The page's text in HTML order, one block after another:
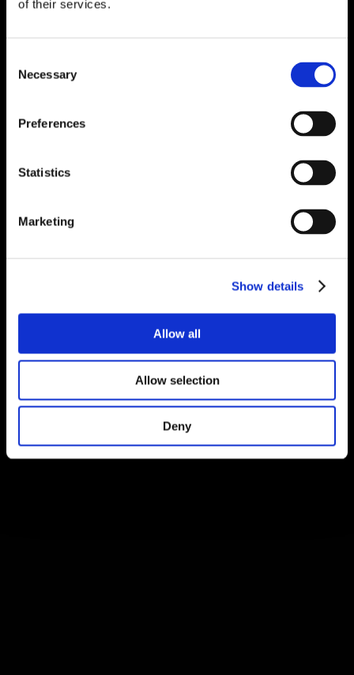
of their services.
Selection
Necessary
Preferences
Statistics
Marketing
Show details
Allow all
Allow selection
Deny